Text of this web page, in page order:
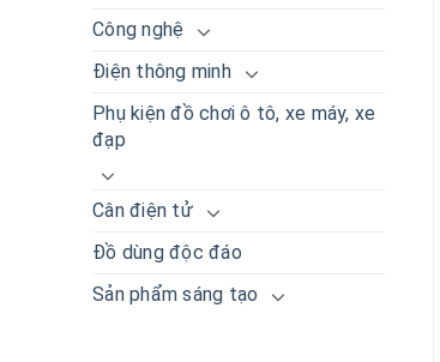
Công nghệ
Điện thông minh
Phụ kiện đồ chơi ô tô, xe máy, xe
đạp
Cân điện tử
Đồ dùng độc đáo
Sản phẩm sáng tạo